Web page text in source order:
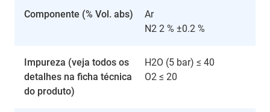
Componente (% Vol. abs)
Ar
N2 2 % ±0.2 %
Impureza (veja todos os
detalhes na ficha técnica
do produto)
H2O (5 bar) ≤ 40
O2 ≤ 20